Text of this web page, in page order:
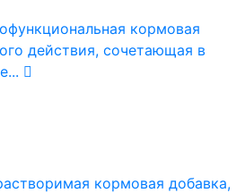
кормовая
действия, сочетающая в
кормовая добавка,